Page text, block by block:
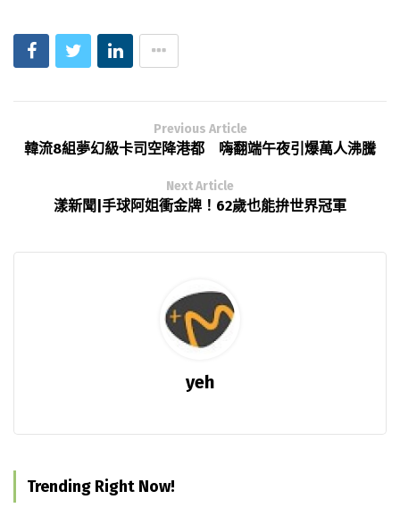
Previous Article
韓流8組夢幻級卡司空降港都 嗨翻端午夜引爆萬人沸騰
Next Article
漾新聞|手球阿姐衝金牌！62歲也能拚世界冠軍
yeh
Trending Right Now!